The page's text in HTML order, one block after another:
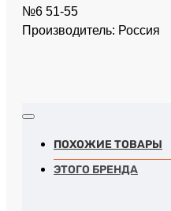
№6 51-55
Производитель: Россия
ПОХОЖИЕ ТОВАРЫ
ЭТОГО БРЕНДА